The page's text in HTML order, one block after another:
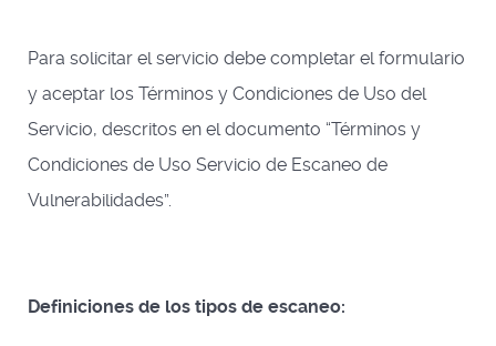
Para solicitar el servicio debe completar el formulario
y aceptar los Términos y Condiciones de Uso del
Servicio, descritos en el documento “Términos y
Condiciones de Uso Servicio de Escaneo de
Vulnerabilidades”.
Definiciones de los tipos de escaneo: